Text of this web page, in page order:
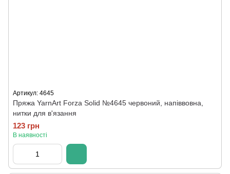
Артикул: 4645
Пряжа YarnArt Forza Solid №4645 червоний, напіввовна,
нитки для в'язання
123 грн
В наявності